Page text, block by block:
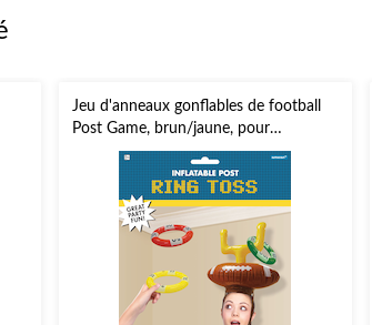
Jeu d'anneaux gonflables de football
Post Game, brun/jaune, pour
anniversaire/sports/cadeau-surprise,